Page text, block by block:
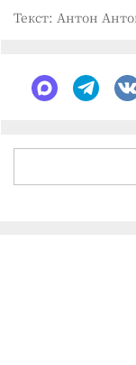
Текст: Антон